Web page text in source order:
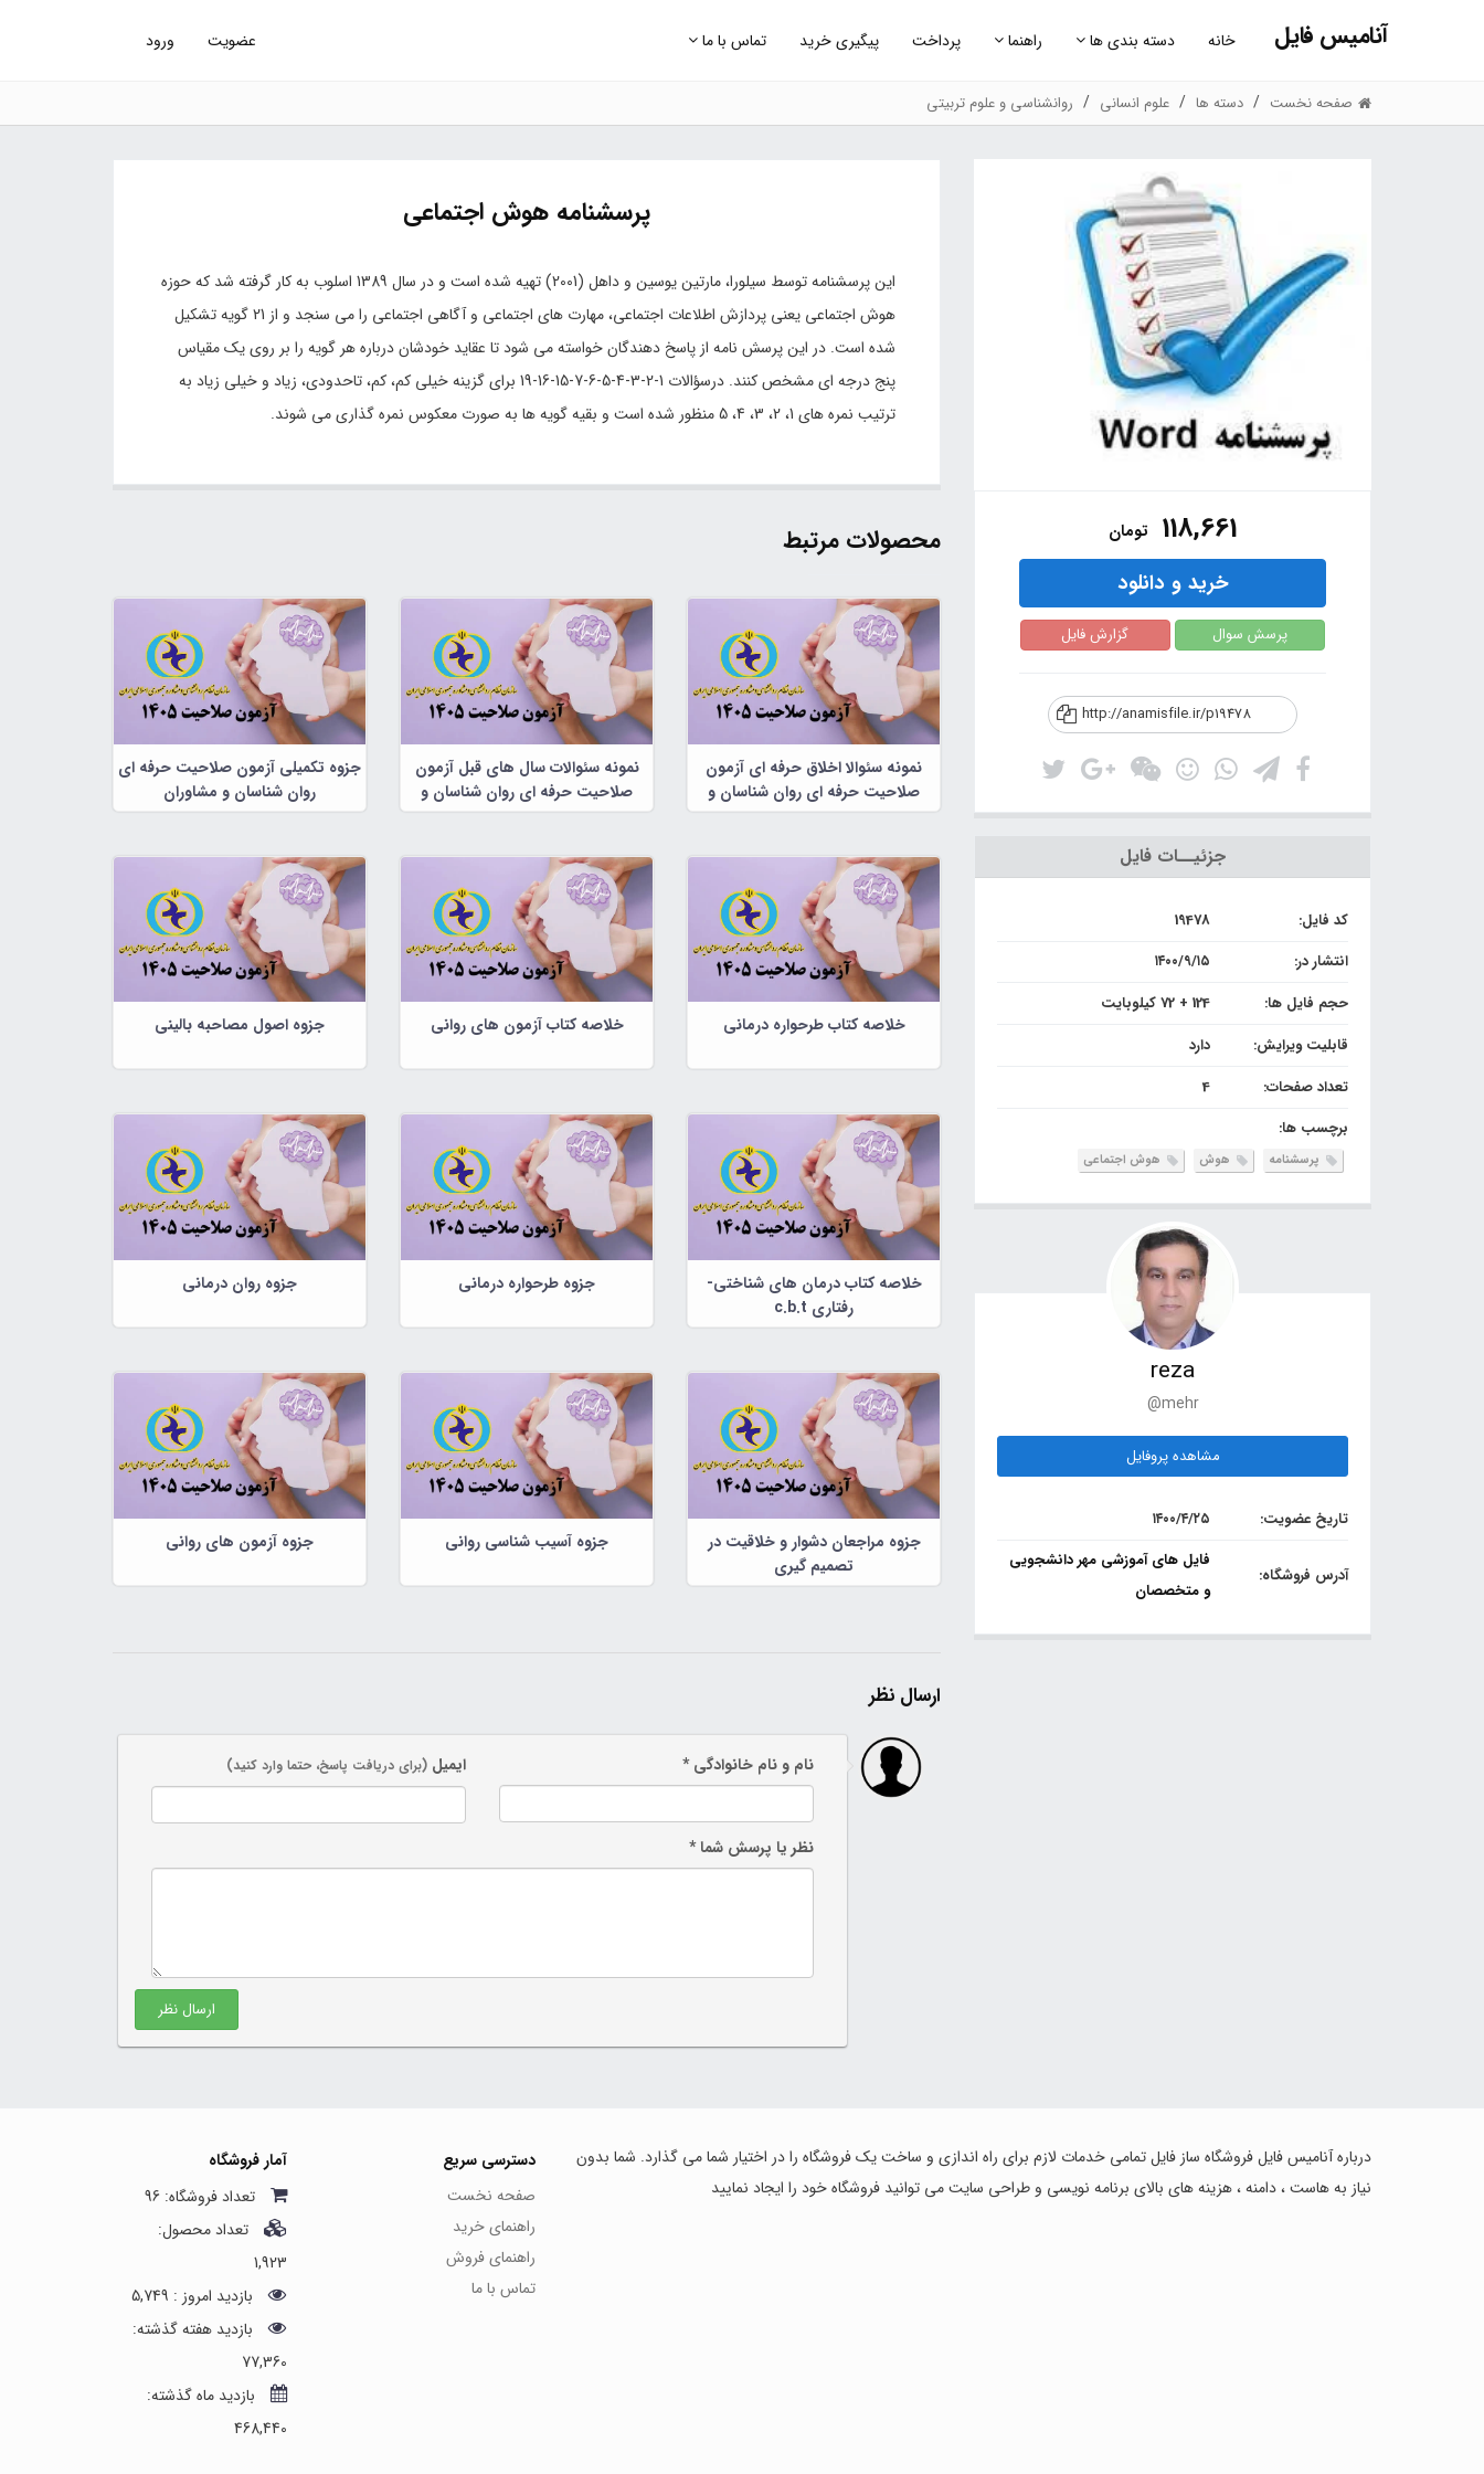
آنامیس فایل خانه دسته بندی ها راهنما پرداخت پیگیری خرید تماس با ما عضویت ورود
صفحه نخست دسته ها علوم انسانی روانشناسی و علوم تربیتی
118,661 تومان
خرید و دانلود
پرسش سوال گزارش فایل
http://anamisfile.ir/p19478
جزئیــات فایل
کد فایل:
19478
انتشار در:
۱۴۰۰/۹/۱۵
حجم فایل ها:
124 + 72 کیلوبایت
قابلیت ویرایش:
دارد
تعداد صفحات:
4
برچسب ها:
پرسشنامه هوش هوش اجتماعی
reza
@mehr
مشاهده پروفایل
تاریخ عضویت: ۱۴۰۰/۴/۲۵
آدرس فروشگاه:
فایل های آموزشی مهر دانشجویی
و متخصصان
پرسشنامه هوش اجتماعی
این پرسشنامه توسط سیلورا، مارتین یوسین و داهل (2001) تهیه شده است و در سال 1389 اسلوب به کار گرفته شد که حوزه
هوش اجتماعی یعنی پردازش اطلاعات اجتماعی، مهارت های اجتماعی و آگاهی اجتماعی را می سنجد و از 21 گویه تشکیل
شده است. در این پرسش نامه از پاسخ دهندگان خواسته می شود تا عقاید خودشان درباره هر گویه را بر روی یک مقیاس
پنج درجه ای مشخص کنند. درسؤالات 1-2-3-4-5-6-7-15-16-19 برای گزینه خیلی کم، کم، تاحدودی، زیاد و خیلی زیاد به
ترتیب نمره های 1، 2، 3، 4، 5 منظور شده است و بقیه گویه ها به صورت معکوس نمره گذاری می شوند.
محصولات مرتبط
نمونه سئوالا اخلاق حرفه ای آزمون
صلاحیت حرفه ای روان شناسان و
مشاوران
نمونه سئوالات سال های قبل آزمون
صلاحیت حرفه ای روان شناسان و
مشاوران
جزوه تکمیلی آزمون صلاحیت حرفه ای
روان شناسان و مشاوران
خلاصه کتاب طرحواره درمانی خلاصه کتاب آزمون های روانی جزوه اصول مصاحبه بالینی
خلاصه کتاب درمان های شناختی-
رفتاری c.b.t
جزوه طرحواره درمانی جزوه روان درمانی
جزوه مراجعان دشوار و خلاقیت در
تصمیم گیری
جزوه آسیب شناسی روانی جزوه آزمون های روانی
ارسال نظر
نام و نام خانوادگی * ایمیل (برای دریافت پاسخ، حتما وارد کنید)
نظر یا پرسش شما *
ارسال نظر
درباره آنامیس فایل فروشگاه ساز فایل تمامی خدمات لازم برای راه اندازی و ساخت یک فروشگاه را در اختیار شما می گذارد. شما بدون
نیاز به هاست ، دامنه ، هزینه های بالای برنامه نویسی و طراحی سایت می توانید فروشگاه خود را ایجاد نمایید
دسترسی سریع
صفحه نخست
راهنمای خرید
راهنمای فروش
تماس با ما
آمار فروشگاه
تعداد فروشگاه: 96
تعداد محصول:
1,923
بازدید امروز : 5,749
بازدید هفته گذشته:
77,360
بازدید ماه گذشته:
468,440